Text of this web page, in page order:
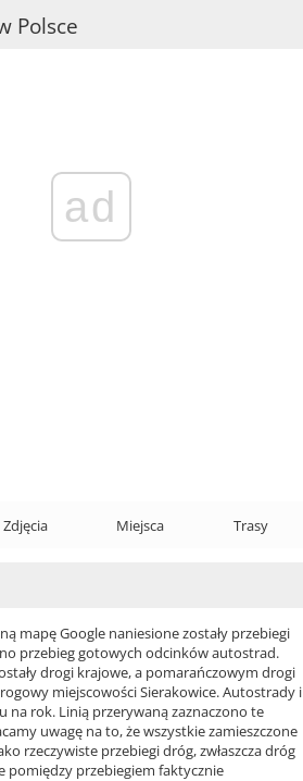
Polsce
ad
Zdjęcia Miejsca Trasy
mapę Google naniesione zostały przebiegi
przebieg gotowych odcinków autostrad.
drogi krajowe, a pomarańczowym drogi
miejscowości Sierakowice. Autostrady i
na rok. Linią przerywaną zaznaczono te
uwagę na to, że wszystkie zamieszczone
rzeczywiste przebiegi dróg, zwłaszcza dróg
pomiędzy przebiegiem faktycznie